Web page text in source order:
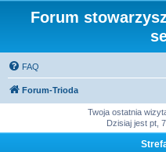
Forum
FAQ
Forum-Trioda
Twoja ostatnia
Dzisiaj jest pt,